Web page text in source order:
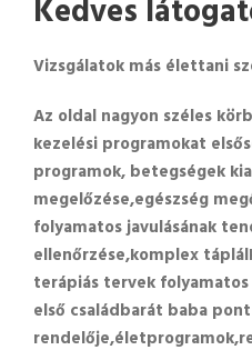
Kedves
Vizsgálatok más élettani
Az oldal nagyon széles
kezelési programokat
programok, betegségek
megelőzése,egészség
folyamatos javulásának
ellenőrzése,komplex
terápiás tervek
első családbarát baba